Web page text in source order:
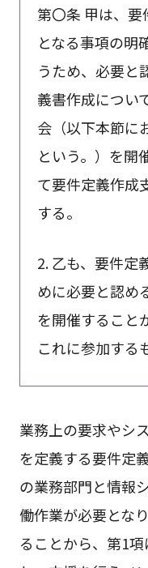
第〇条 甲は、
となる事項の明
うため、必要と
義書作成につい
会（以下本節に
という。）を開
て要件定義作成
する。
2. 乙も、要件定
めに必要と認め
を開催すること
これに参加す
業務上の要求やシ
を定義する要件定
の業務部門と情報
働作業が必要とな
ることから、第1